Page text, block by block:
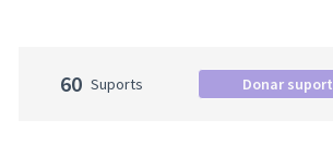
60 Suports Donar suport